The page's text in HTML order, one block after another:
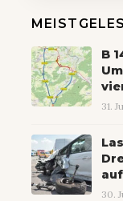
B
31.
30.